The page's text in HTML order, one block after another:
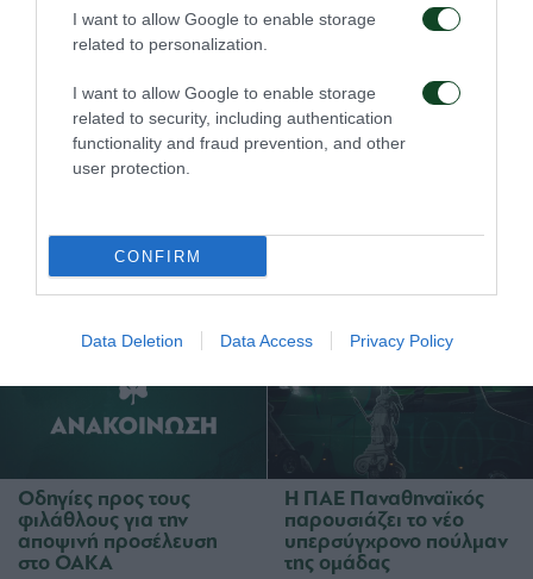
I want to allow Google to enable storage
related to personalization.
I want to allow Google to enable storage
related to security, including authentication
functionality and fraud prevention, and other
user protection.
CONFIRM
Data Deletion Data Access Privacy Policy
Κατά την άφιξή τους στο γήπεδο, οι φίλαθλοι
οφείλουν να περιορίσουν το χρόνο παραμονής
τους στην περίμετρο του γηπέδου και να
κατευθύνονται άμεσα προς τη θύρα εισόδου
όπου βρίσκεται η θέση τους.
Οδηγίες προς τους
φιλάθλους για την
αποψινή προσέλευση
στο ΟΑΚΑ
Η ΠΑΕ Παναθηναϊκός
παρουσιάζει το νέο
υπερσύγχρονο πούλμαν
της ομάδας